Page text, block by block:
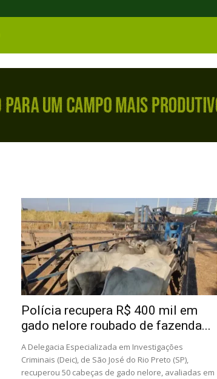
Polícia recupera R$ 400 mil em
gado nelore roubado de fazenda...
A Delegacia Especializada em Investigações
Criminais (Deic), de São José do Rio Preto (SP),
recuperou 50 cabeças de gado nelore, avaliadas em